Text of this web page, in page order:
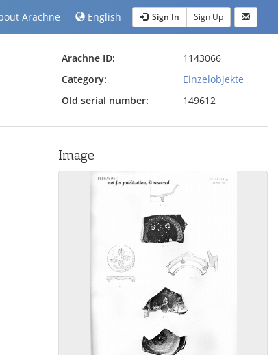
Arachne English Sign In Sign Up
Arachne ID:
1143066
Category:
Einzelobjekte
Old serial number:
149612
Image